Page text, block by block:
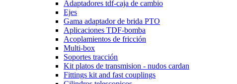
Adaptadores tdf-caja de cambio
Ejes
Gama adaptador de brida PTO
Aplicaciones TDF-bomba
Acoplamientos de fricción
Multi-box
Soportes tracción
Kit platos de transmision - nudos cardan
Fittings kit and fast couplings